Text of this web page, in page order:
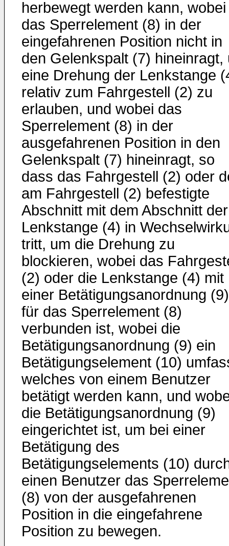
herbewegt werden kann, wobei
das Sperrelement (8) in der
eingefahrenen Position nicht in
den Gelenkspalt (7) hineinragt,
eine Drehung der Lenkstange
relativ zum Fahrgestell (2) zu
erlauben, und wobei das
Sperrelement (8) in der
ausgefahrenen Position in den
Gelenkspalt (7) hineinragt, so
dass das Fahrgestell (2) oder
am Fahrgestell (2) befestigte
Abschnitt mit dem Abschnitt der
Lenkstange (4) in
tritt, um die Drehung zu
blockieren, wobei das
(2) oder die Lenkstange (4) mit
einer Betätigungsanordnung (9)
für das Sperrelement (8)
verbunden ist, wobei die
Betätigungsanordnung (9) ein
Betätigungselement (10)
welches von einem Benutzer
betätigt werden kann, und
die Betätigungsanordnung (9)
eingerichtet ist, um bei einer
Betätigung des
Betätigungselements (10)
einen Benutzer das
(8) von der ausgefahrenen
Position in die eingefahrene
Position zu bewegen.